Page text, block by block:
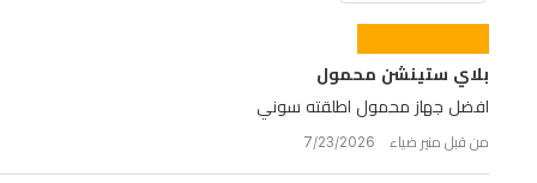
في
ذلك
ردود
بلاي ستينشن محمول
افضل جهاز محمول اطلقته سوني
من قبل منير ضياء 7/23/2026